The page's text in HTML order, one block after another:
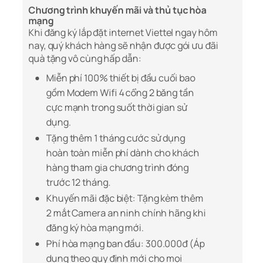
Chương trình khuyến mãi và thủ tục hòa
mạng
Khi đăng ký lắp đặt internet Viettel ngay hôm
nay, quý khách hàng sẽ nhận được gói ưu đãi
quà tặng vô cùng hấp dẫn:
Miễn phí 100% thiết bị đầu cuối bao
gồm Modem Wifi 4 cổng 2 băng tần
cực mạnh trong suốt thời gian sử
dụng.
Tặng thêm 1 tháng cước sử dụng
hoàn toàn miễn phí dành cho khách
hàng tham gia chương trình đóng
trước 12 tháng.
Khuyến mãi đặc biệt: Tặng kèm thêm
2 mắt Camera an ninh chính hãng khi
đăng ký hòa mạng mới.
Phí hòa mạng ban đầu: 300.000đ (Áp
dụng theo quy định mới cho mọi